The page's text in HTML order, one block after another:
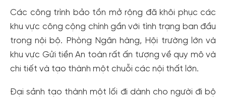
Các công trình bảo tồn mở rộng đã khôi phục các
khu vực công cộng chính gần với tình trạng ban đầu
trong nội bộ. Phòng Ngân hàng, Hội trường lớn và
khu vực Gửi tiền An toàn rất ấn tượng về quy mô và
chi tiết và tạo thành một chuỗi các nội thất lớn.
Đại sảnh tạo thành một lối đi dành cho người đi bộ